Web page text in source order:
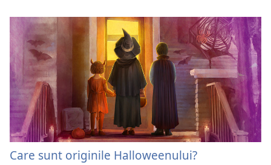
Care sunt originile Halloweenului?